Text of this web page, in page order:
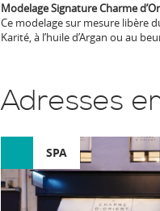
Modelage Signature Charme
Ce modelage sur mesure libère
Karité, à l’huile d’Argan ou au
Adresses
SPA